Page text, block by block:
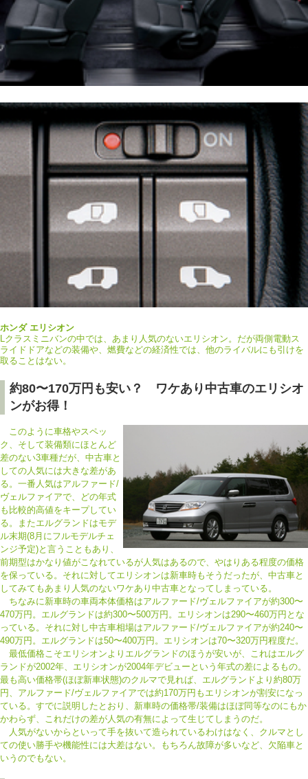
ホンダ エリシオン
Lクラスミニバンの中では、あまり人気のないエリシオン。だが両側電動ス
ライドドアなどの装備や、燃費などの経済性では、他のライバルにも引けを
取ることはない。
約80〜170万円も安い？ ワケあり中古車のエリシオ
ンがお得！
このように車格やスペッ
ク、そして装備類にほとんど
差のない3車種だが、中古車と
しての人気には大きな差があ
る。一番人気はアルファード/
ヴェルファイアで、どの年式
も比較的高値をキープしてい
る。またエルグランドはモデ
ル末期(8月にフルモデルチェ
ンジ予定)と言うこともあり、
前期型はかなり値がこなれているが人気はあるので、やはりある程度の価格
を保っている。それに対してエリシオンは新車時もそうだったが、中古車と
してみてもあまり人気のないワケあり中古車となってしまっている。
ちなみに新車時の車両本体価格はアルファード/ヴェルファイアが約300〜
470万円。エルグランドは約300〜500万円。エリシオンは290〜460万円とな
っている。それに対し中古車相場はアルファード/ヴェルファイアが約240〜
490万円。エルグランドは50〜400万円。エリシオンは70〜320万円程度だ。
最低価格こそエリシオンよりエルグランドのほうが安いが、これはエルグ
ランドが2002年、エリシオンが2004年デビューという年式の差によるもの。
最も高い価格帯(ほぼ新車状態)のクルマで見れば、エルグランドより約80万
円、アルファード/ヴェルファイアでは約170万円もエリシオンが割安になっ
ている。すでに説明したとおり、新車時の価格帯/装備はほぼ同等なのにもか
かわらず、これだけの差が人気の有無によって生じてしまうのだ。
人気がないからといって手を抜いて造られているわけはなく、クルマとし
ての使い勝手や機能性には大差はない。もちろん故障が多いなど、欠陥車と
いうのでもない。